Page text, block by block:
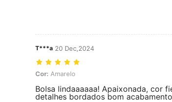
T***a 20 Dec,2024
Cor: Amarelo
Cor: Amarelo
Bolsa lindaaaaaa! Apaixonada, cor
detalhes bordados bom